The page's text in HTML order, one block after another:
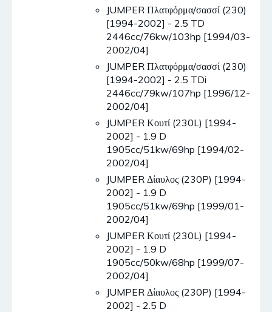
JUMPER Πλατφόρμα/σασσί (230)
[1994-2002] - 2.5 TD
2446cc/76kw/103hp [1994/03-
2002/04]
JUMPER Πλατφόρμα/σασσί (230)
[1994-2002] - 2.5 TDi
2446cc/79kw/107hp [1996/12-
2002/04]
JUMPER Κουτί (230L) [1994-
2002] - 1.9 D
1905cc/51kw/69hp [1994/02-
2002/04]
JUMPER Δίαυλος (230P) [1994-
2002] - 1.9 D
1905cc/51kw/69hp [1999/01-
2002/04]
JUMPER Κουτί (230L) [1994-
2002] - 1.9 D
1905cc/50kw/68hp [1999/07-
2002/04]
JUMPER Δίαυλος (230P) [1994-
2002] - 2.5 D